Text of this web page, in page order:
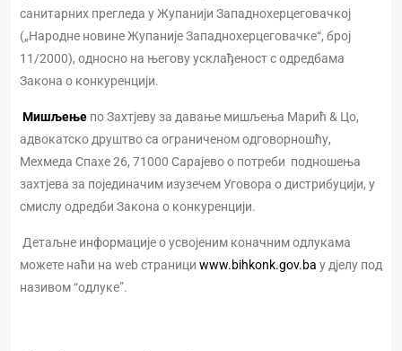
санитарних прегледа у Жупанији Западнохерцеговачкој
(„Народне новине Жупаније Западнохерцеговачке“, број
11/2000), односно на његову усклађеност с одредбама
Закона о конкуренцији.
Мишљење по Захтјеву за давање мишљења Марић & Цо,
адвокатско друштво са ограниченом одговорношћу,
Мехмеда Спахе 26, 71000 Сарајево о потреби подношења
захтјева за појединачим изузечем Уговора о дистрибуцији, у
смислу одредби Закона о конкуренцији.
Детаљне информације о усвојеним коначним одлукама
можете наћи на web страници www.bihkonk.gov.ba у дјелу под
називом “одлуке”.